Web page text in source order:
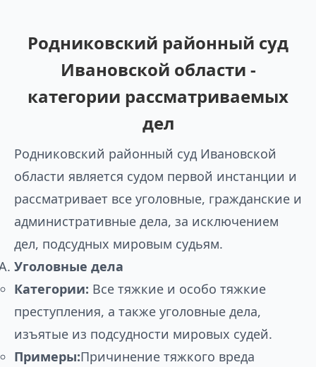
Родниковский районный суд
Ивановской области -
категории рассматриваемых
дел
Родниковский районный суд Ивановской
области является судом первой инстанции и
рассматривает все уголовные, гражданские и
административные дела, за исключением
дел, подсудных мировым судьям.
Уголовные дела
Категории: Все тяжкие и особо тяжкие
преступления, а также уголовные дела,
изъятые из подсудности мировых судей.
Примеры:Причинение тяжкого вреда